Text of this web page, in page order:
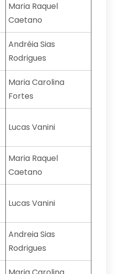
Maria Raquel
Caetano
Andréia Sias
Rodrigues
Maria Carolina
Fortes
Lucas Vanini
Maria Raquel
Caetano
Lucas Vanini
Andreia Sias
Rodrigues